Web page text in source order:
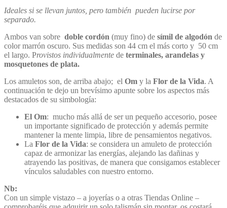
Ideales si se llevan juntos, pero también pueden lucirse por
separado.
Ambos van sobre doble cordón (muy fino) de símil de algodón de
color marrón oscuro. Sus medidas son 44 cm el más corto y 50 cm
el largo. Provistos individualmente de terminales, arandelas y
mosquetones de plata.
Los amuletos son, de arriba abajo; el Om y la Flor de la Vida. A
continuación te dejo un brevísimo apunte sobre los aspectos más
destacados de su simbología:
El Om: mucho más allá de ser un pequeño accesorio, posee
un importante significado de protección y además permite
mantener la mente limpia, libre de pensamientos negativos.
La Flor de la Vida: se considera un amuleto de protección
capaz de armonizar las energías, alejando las dañinas y
atrayendo las positivas, de manera que consigamos establecer
vínculos saludables con nuestro entorno.
Nb:
Con un simple vistazo – a joyerías o a otras Tiendas Online –